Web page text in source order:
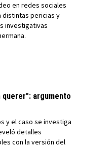
en redes sociales
distintas pericias y
investigativas
querer": argumento
y el caso se investiga
detalles
con la versión del